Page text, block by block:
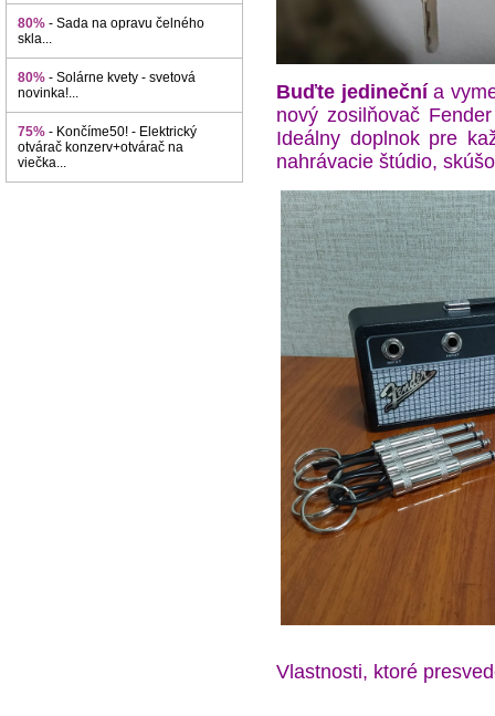
80% - Sada na opravu čelného
skla...
80% - Solárne kvety - svetová
novinka!...
75% - Končíme50! - Elektrický
otvárač konzerv+otvárač na
viečka...
Buďte jedinečnía
nový zosilňovač
Ideálny doplnok pre
nahrávacie štúdio,
Vlastnosti, ktoré